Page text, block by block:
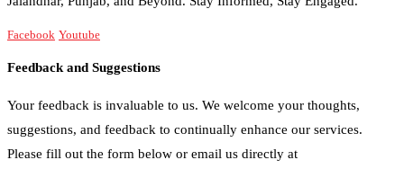
Facebook Youtube
Feedback and Suggestions
Your feedback is invaluable to us. We welcome your thoughts,
suggestions, and feedback to continually enhance our services.
Please fill out the form below or email us directly at